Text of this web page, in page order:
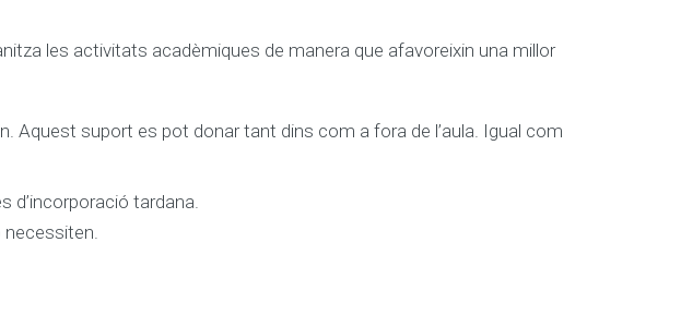
les activitats acadèmiques de manera que afavoreixin una millor
Aquest suport es pot donar tant dins com a fora de l’aula. Igual com
d’incorporació tardana.